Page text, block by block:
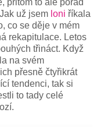
už jsem loni říkala
co se děje v mém
rekapitulace. Letos
třináct. Když
na svém
přesně čtyřikrát
tendenci, tak si
to tady celé